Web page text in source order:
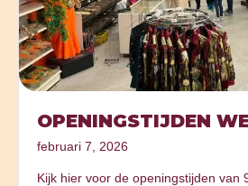
OPENINGSTIJDEN
februari 7, 2026
Kijk hier voor de openingstijden van